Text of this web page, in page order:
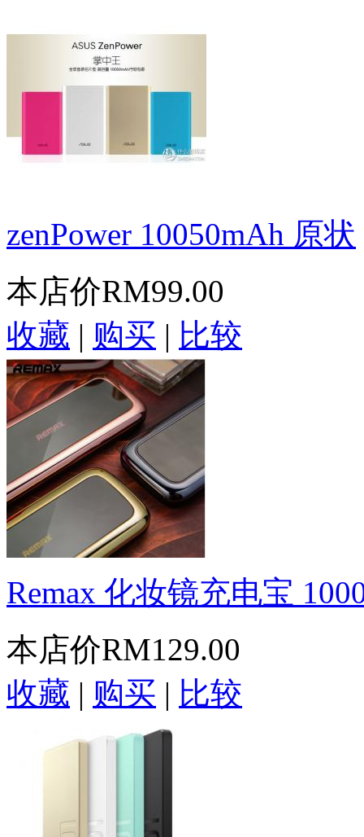
zenPower 10050mAh 原状
本店价RM99.00
收藏 | 购买 | 比较
Remax 化妆镜充电宝
本店价RM129.00
收藏 | 购买 | 比较